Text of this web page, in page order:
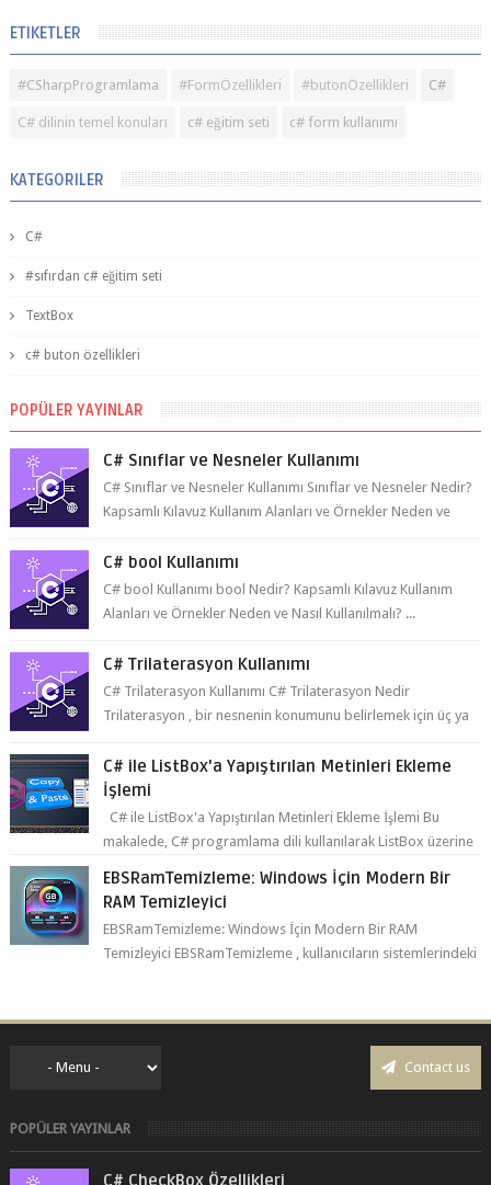
ETIKETLER
#CSharpProgramlama #FormÖzellikleri #butonÖzellikleri C#
C# dilinin temel konuları c# eğitim seti c# form kullanımı
KATEGORILER
C#
#sıfırdan c# eğitim seti
TextBox
c# buton özellikleri
POPÜLER YAYINLAR
C# Sınıflar ve Nesneler Kullanımı
C# Sınıflar ve Nesneler Kullanımı Sınıflar ve Nesneler Nedir?
Kapsamlı Kılavuz Kullanım Alanları ve Örnekler Neden ve
C# bool Kullanımı
C# bool Kullanımı bool Nedir? Kapsamlı Kılavuz Kullanım
Alanları ve Örnekler Neden ve Nasıl Kullanılmalı? ...
C# Trilaterasyon Kullanımı
C# Trilaterasyon Kullanımı C# Trilaterasyon Nedir
Trilaterasyon , bir nesnenin konumunu belirlemek için üç ya
C# ile ListBox'a Yapıştırılan Metinleri Ekleme
İşlemi
C# ile ListBox'a Yapıştırılan Metinleri Ekleme İşlemi Bu
makalede, C# programlama dili kullanılarak ListBox üzerine
EBSRamTemizleme: Windows İçin Modern Bir
RAM Temizleyici
EBSRamTemizleme: Windows İçin Modern Bir RAM
Temizleyici EBSRamTemizleme , kullanıcıların sistemlerindeki
Contact us
POPÜLER YAYINLAR
C# CheckBox Özellikleri